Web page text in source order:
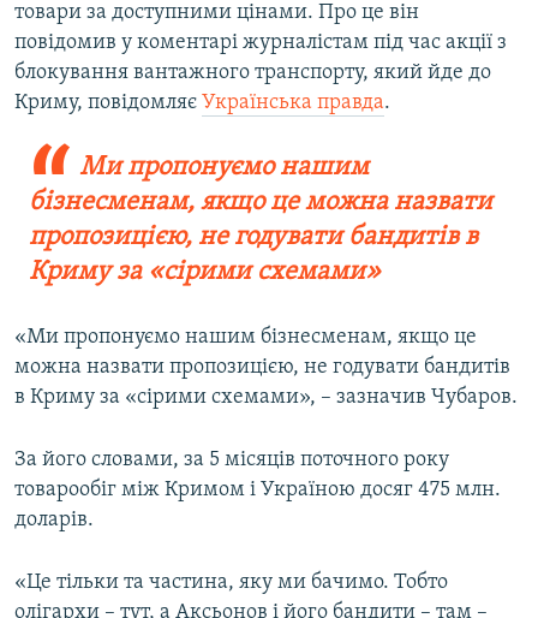
товари за доступними цінами. Про це він
повідомив у коментарі журналістам під час акції з
блокування вантажного транспорту, який йде до
Криму, повідомляє Українська правда.
Ми пропонуємо нашим
бізнесменам, якщо це можна назвати
пропозицією, не годувати бандитів в
Криму за «сірими схемами»
«Ми пропонуємо нашим бізнесменам, якщо це
можна назвати пропозицією, не годувати бандитів
в Криму за «сірими схемами», – зазначив Чубаров.
За його словами, за 5 місяців поточного року
товарообіг між Кримом і Україною досяг 475 млн.
доларів.
«Це тільки та частина, яку ми бачимо. Тобто
олігархи – тут, а Аксьонов і його бандити – там –